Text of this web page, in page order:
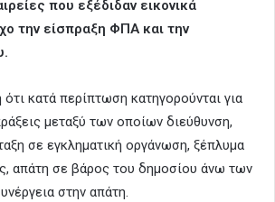
που εξέδιδαν εικονικά
την είσπραξη ΦΠΑ και την
κατά περίπτωση κατηγορούνται για
μεταξύ των οποίων διεύθυνση,
σε εγκληματική οργάνωση, ξέπλυμα
απάτη σε βάρος του δημοσίου άνω των
στην απάτη.